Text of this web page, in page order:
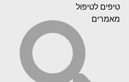
טיפים לטיפול
מאמרים